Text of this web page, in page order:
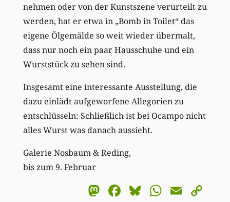
nehmen oder von der Kunstszene verurteilt zu
werden, hat er etwa in „Bomb in Toilet“ das
eigene Ölgemälde so weit wieder übermalt,
dass nur noch ein paar Hausschuhe und ein
Wurststück zu sehen sind.
Insgesamt eine interessante Ausstellung, die
dazu einlädt aufgeworfene Allegorien zu
entschlüsseln: Schließlich ist bei Ocampo nicht
alles Wurst was danach aussieht.
Galerie Nosbaum & Reding,
bis zum 9. Februar
Mastodon
Facebook
BlueskyEmail